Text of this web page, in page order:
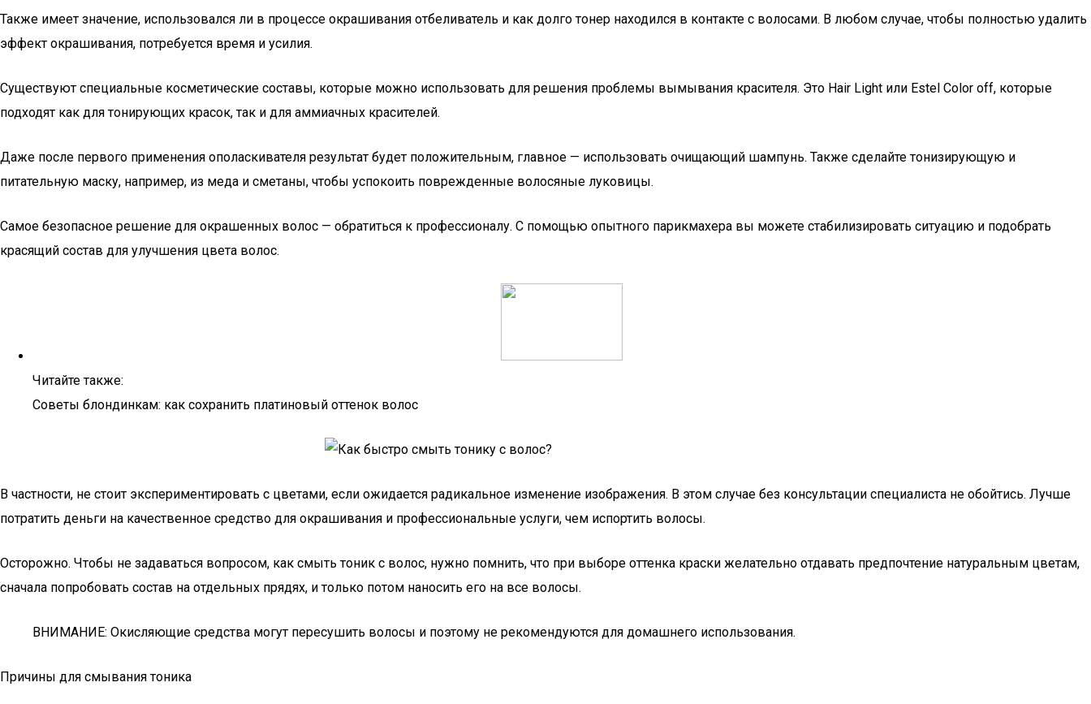
Также имеет значение, использовался ли в процессе окрашивания отбеливатель и как долго тонер находился в контакте с волосами. В любом случае, чтобы полностью удалить
эффект окрашивания, потребуется время и усилия.
Существуют специальные косметические составы, которые можно использовать для решения проблемы вымывания красителя. Это Hair Light или Estel Color off, которые
подходят как для тонирующих красок, так и для аммиачных красителей.
Даже после первого применения ополаскивателя результат будет положительным, главное — использовать очищающий шампунь. Также сделайте тонизирующую и
питательную маску, например, из меда и сметаны, чтобы успокоить поврежденные волосяные луковицы.
Самое безопасное решение для окрашенных волос — обратиться к профессионалу. С помощью опытного парикмахера вы можете стабилизировать ситуацию и подобрать
красящий состав для улучшения цвета волос.
Читайте также:
Советы блондинкам: как сохранить платиновый оттенок волос
В частности, не стоит экспериментировать с цветами, если ожидается радикальное изменение изображения. В этом случае без консультации специалиста не обойтись. Лучше
потратить деньги на качественное средство для окрашивания и профессиональные услуги, чем испортить волосы.
Осторожно. Чтобы не задаваться вопросом, как смыть тоник с волос, нужно помнить, что при выборе оттенка краски желательно отдавать предпочтение натуральным цветам,
сначала попробовать состав на отдельных прядях, и только потом наносить его на все волосы.
ВНИМАНИЕ: Окисляющие средства могут пересушить волосы и поэтому не рекомендуются для домашнего использования.
Причины для смывания тоника